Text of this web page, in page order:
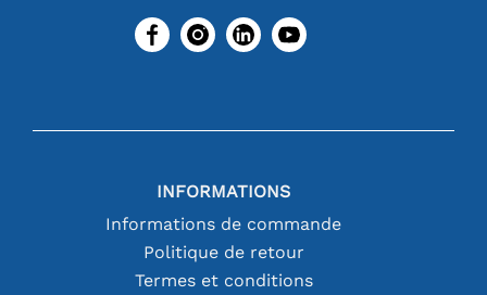
INFORMATIONS
Informations de commande
Politique de retour
Termes et conditions